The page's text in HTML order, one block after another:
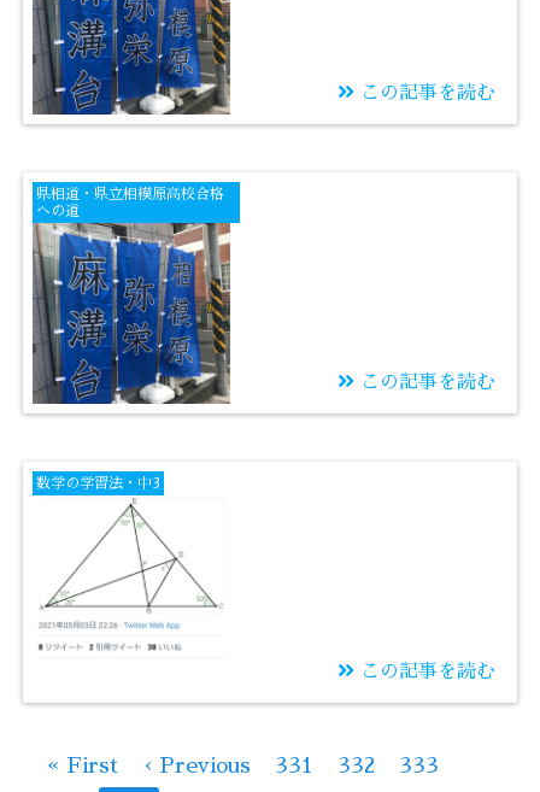
県相生
この記事を読む
県相道・県立相模原高校合格
への道
取って県相を目指す
この記事を読む
数学の学習法・中3
この記事を読む
« First ‹ Previous 331 332
333